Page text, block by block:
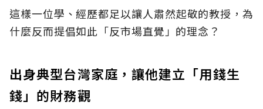
這樣一位學、經歷都足以讓人肅然起敬的教授，為
什麼反而提倡如此「反市場直覺」的理念？
出身典型台灣家庭，讓他建立「用錢生
錢」的財務觀